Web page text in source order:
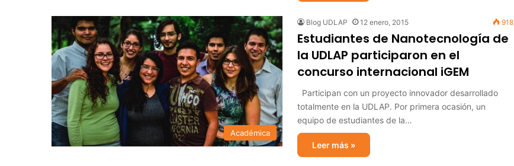
Académica
Blog UDLAP 12 enero, 2015 918
Estudiantes de Nanotecnología de
la UDLAP participaron en el
concurso internacional iGEM
Participan con un proyecto innovador desarrollado
totalmente en la UDLAP. Por primera ocasión, un
equipo de estudiantes de la…
Leer más »